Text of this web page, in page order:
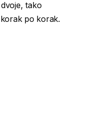
tako
po korak.